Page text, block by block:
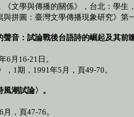
《文學與傳播的關係》，台北：學生
與拼圖：臺灣文學傳播現象研究》第
聲音：試論戰後台語詩的崛起及其前
6 月 16-21 日。
， 1期， 1991年5 月，頁49-70。
潮試論〉。
6 月，頁47-76。